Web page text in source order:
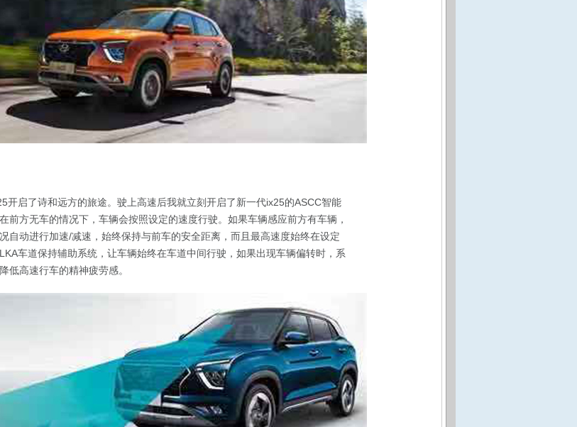
开启了诗和远方的旅途。驶上高速后我就立刻开启了新一代ix25的ASCC智能
前方无车的情况下，车辆会按照设定的速度行驶。如果车辆感应前方有车辆，
自动进行加速/减速，始终保持与前车的安全距离，而且最高速度始终在设定
车道保持辅助系统，让车辆始终在车道中间行驶，如果出现车辆偏转时，系
低高速行车的精神疲劳感。